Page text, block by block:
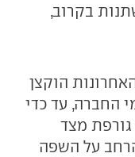
בקרוב,
הוקצן
החברה, עד כדי
גורפת מצד
על השפה